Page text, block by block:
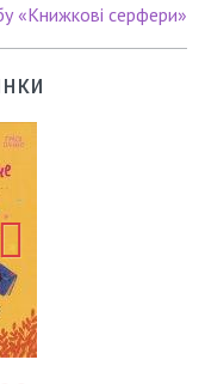
«Книжкові серфери»